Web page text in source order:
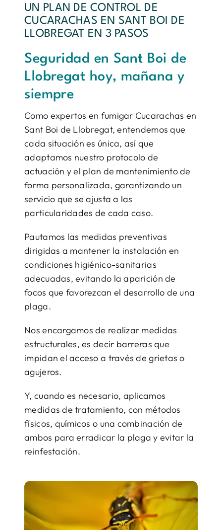
UN PLAN DE CONTROL DE
CUCARACHAS EN SANT BOI DE
LLOBREGAT EN 3 PASOS
Seguridad en Sant Boi de
Llobregat hoy, mañana y
siempre
Como expertos en fumigar Cucarachas en
Sant Boi de Llobregat, entendemos que
cada situación es única, así que
adaptamos nuestro protocolo de
actuación y el plan de mantenimiento de
forma personalizada, garantizando un
servicio que se ajusta a las
particularidades de cada caso.
Pautamos las medidas preventivas
dirigidas a mantener la instalación en
condiciones higiénico-sanitarias
adecuadas, evitando la aparición de
focos que favorezcan el desarrollo de una
plaga.
Nos encargamos de realizar medidas
estructurales, es decir barreras que
impidan el acceso a través de grietas o
agujeros.
Y, cuando es necesario, aplicamos
medidas de tratamiento, con métodos
físicos, químicos o una combinación de
ambos para erradicar la plaga y evitar la
reinfestación.